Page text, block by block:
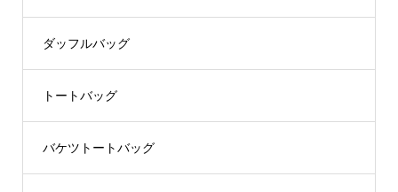
ダッフルバッグ
トートバッグ
バケツトートバッグ